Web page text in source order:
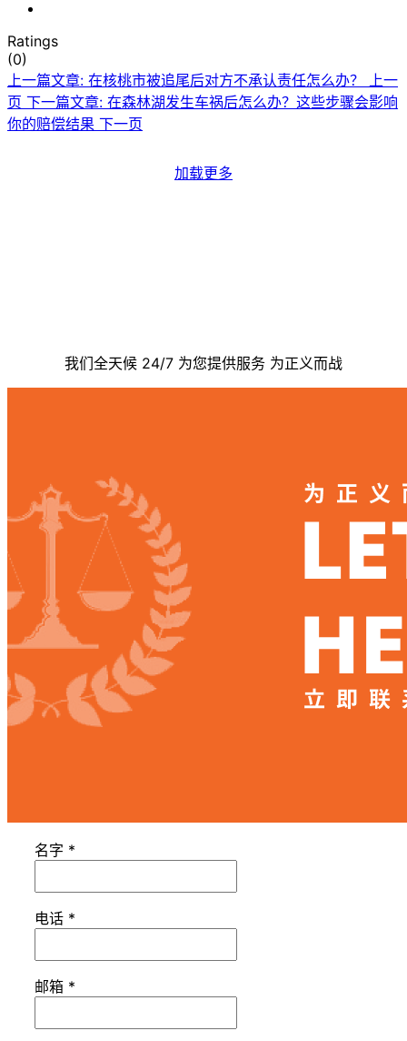
Ratings
(0)
上一篇文章: 在核桃市被追尾后对方不承认责任怎么办？
上一
页 下一篇文章: 在森林湖发生车祸后怎么办？这些步骤会影响
你的赔偿结果 下一页
加载更多
我们全天候 24/7 为您提供服务 为正义而战
名字 *
电话 *
邮箱 *